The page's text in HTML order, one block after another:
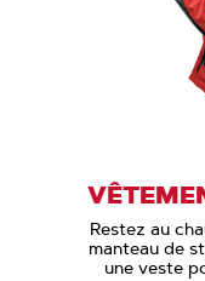
Restez au
manteau de
une veste